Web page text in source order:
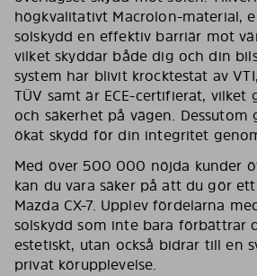
högkvalitativt Macrolon-material,
solskydd en effektiv barriär mot
vilket skyddar både dig och din
system har blivit krocktestat av
TÜV samt är ECE-certifierat,
och säkerhet på vägen. Dessutom
ökat skydd för din integritet
Med över 500 000 nöjda kunder
kan du vara säker på att du gör
Mazda CX-7. Upplev fördelarna
solskydd som inte bara förbättrar
estetiskt, utan också bidrar till en
privat körupplevelse.